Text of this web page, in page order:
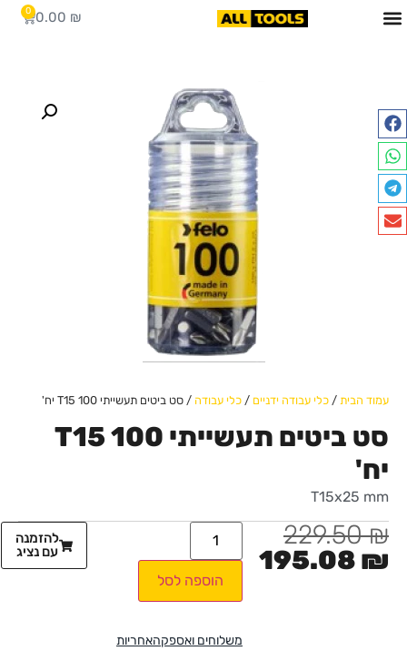
0.00 ₪
0
עמוד הבית / כלי עבודה ידניים / כלי עבודה / סט ביטים תעשייתי T15 100 יח'
סט ביטים תעשייתי T15 100
יח'
T15x25 mm
229.50₪
195.08 ₪
הוספה לסל
משלוחים ואספקהאחריות
להזמנה
עם נציג